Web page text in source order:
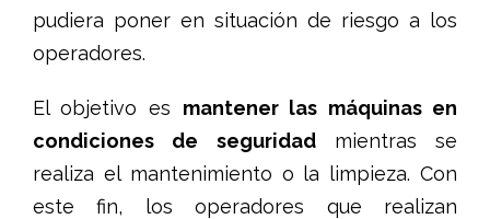
pudiera poner en situación de riesgo a los
operadores.
El objetivo es mantener las máquinas en
condiciones de seguridadmientras se
realiza el mantenimiento o la limpieza. Con
este fin, los operadores que realizan